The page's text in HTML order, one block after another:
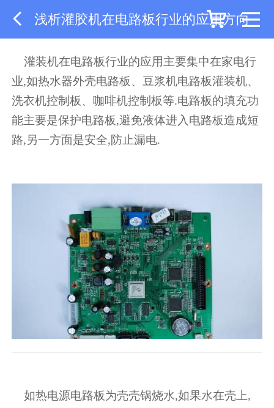
浅析灌胶机在电路板行业的应用方向
灌装机在电路板行业的应用主要集中在家电行
业,如热水器外壳电路板、豆浆机电路板灌装机、
洗衣机控制板、咖啡机控制板等.电路板的填充功
能主要是保护电路板,避免液体进入电路板造成短
路,另一方面是安全,防止漏电.
如热电源电路板为壳壳锅烧水,如果水在壳上,